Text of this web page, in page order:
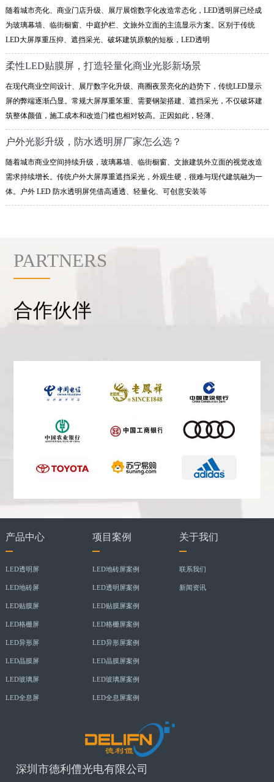
随着城市亮化、商业门店升级、展厅展馆数字化改造常态化，LED透明屏已经成
为玻璃幕墙、临街橱窗、中庭护栏、文旅外立面的主流显示方案。区别于传统
LED大屏厚重压抑、遮挡采光、破坏建筑原貌的短板，LED透明
柔性LED贴膜屏，打造轻量化商业光影新场景
在现代商业空间设计、展厅数字化升级、商圈夜景亮化的趋势下，传统LED显示
屏的弊端逐渐凸显。常规大屏厚重笨重、需要钢架搭建、遮挡采光，不仅破坏建
筑整体颜值，施工成本和改造门槛也相对较高。正因如此，轻薄、
户外光影升级，防水透明屏厂家怎么选？
随着城市商业空间持续升级，玻璃幕墙、临街橱窗、文旅建筑外立面的视觉改造
需求持续增长。传统户外大屏厚重遮挡采光，外观生硬，很难与现代建筑融为一
体。户外 LED 防水透明屏凭借高通透、轻量化、可创意安装等
PARTNERS
合作伙伴
产品中心
LED透明屏
LED地砖屏
LED贴膜屏
LED格栅屏
LED异形屏
LED晶膜屏
LED玻璃屏
LED全息屏
项目案例
LED地砖屏案例
LED透明屏案例
LED贴膜屏案例
LED格栅屏案例
LED异形屏案例
LED晶膜屏案例
LED玻璃屏案例
LED全息屏案例
关于我们
联系我们
新闻资讯
深圳市德利僼光电有限公司